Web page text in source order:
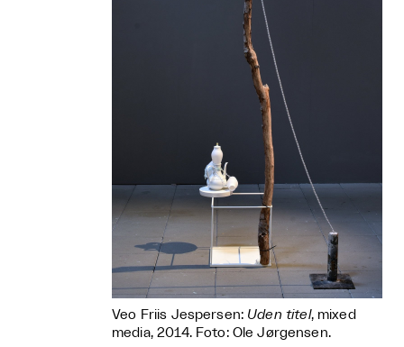
Veo Friis Jespersen: Uden titel, mixed
media, 2014. Foto: Ole Jørgensen.